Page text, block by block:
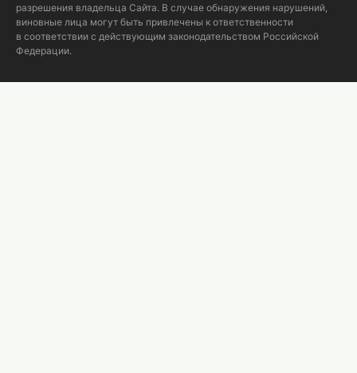
разрешения владельца Сайта. В случае обнаружения нарушений,
виновные лица могут быть привлечены к ответственности
в соответствии с действующим законодательством Российской
Федерации.